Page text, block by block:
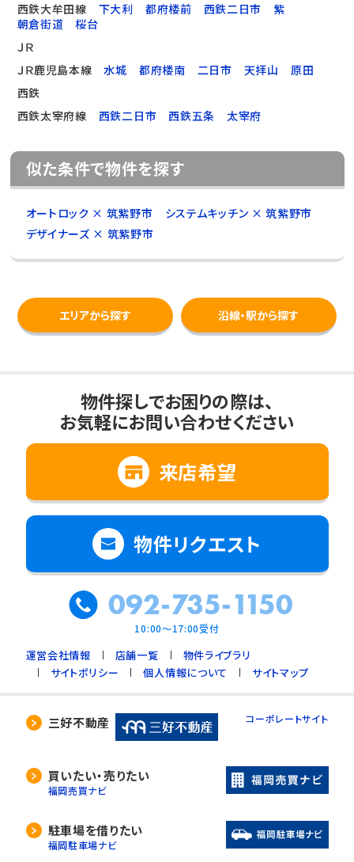
西鉄大牟田線
下大利 都府楼前 西鉄二日市
紫
朝倉街道
桜台
ＪＲ
ＪＲ鹿児島本線
水城 都府楼南 二日市 天拝山
原田
西鉄
西鉄太宰府線
西鉄二日市 西鉄五条 太宰府
似た条件で物件を探す
オートロック × 筑紫野市
システムキッチン × 筑紫野市
デザイナーズ × 筑紫野市
エリアから探す 沿線・駅から探す
物件探しでお困りの際は、
お気軽にお問い合わせください
来店希望
物件リクエスト
092-735-1150
10:00～17:00受付
運営会社情報 店舗一覧
物件ライブラリ
サイトポリシー
個人情報について サイトマップ
三好不動産 コーポレートサイト
買いたい・売りたい
福岡売買ナビ
駐車場を借りたい
福岡駐車場ナビ